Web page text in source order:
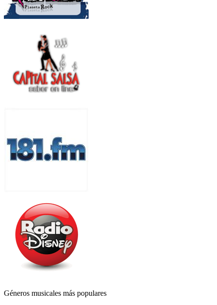
Géneros musicales más populares